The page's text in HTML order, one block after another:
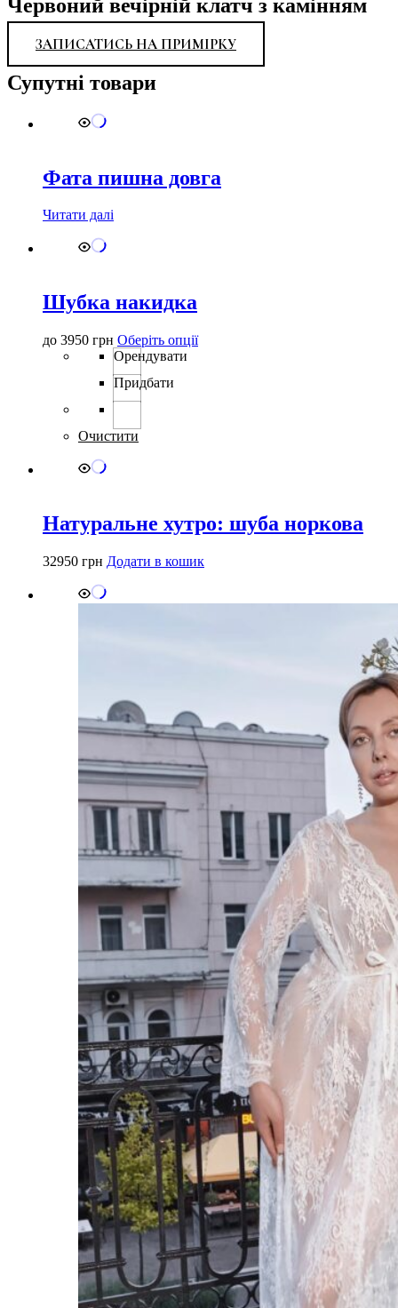
Червоний вечірній клатч з камінням
ЗАПИСАТИСЬ НА ПРИМІРКУ
Супутні товари
Фата пишна довга
Читати далі
Шубка накидка
до 3950 грн Оберіть опціїЦей
Орендувати
Придбати
Очистити
Натуральне хутро: шуба норкова
32950 грн Додати в кошик